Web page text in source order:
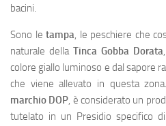
bacini.
Sono letampa, le peschiere che
naturale dellaTinca Gobba Dorata
colore giallo luminoso e dal sapore
che viene allevato in questa
marchio DOP, è considerato un
tutelato in un Presidio specifico